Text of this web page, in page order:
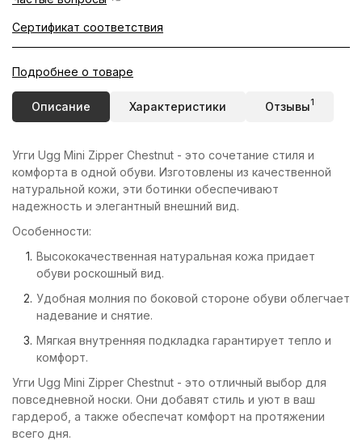
Сертификат соответствия
Подробнее о товаре
Описание Характеристики Отзывы1
Угги Ugg Mini Zipper Chestnut - это сочетание стиля и
комфорта в одной обуви. Изготовлены из качественной
натуральной кожи, эти ботинки обеспечивают
надежность и элегантный внешний вид.
Особенности:
Высококачественная натуральная кожа придает
обуви роскошный вид.
Удобная молния по боковой стороне обуви облегчает
надевание и снятие.
Мягкая внутренняя подкладка гарантирует тепло и
комфорт.
Угги Ugg Mini Zipper Chestnut - это отличный выбор для
повседневной носки. Они добавят стиль и уют в ваш
гардероб, а также обеспечат комфорт на протяжении
всего дня.